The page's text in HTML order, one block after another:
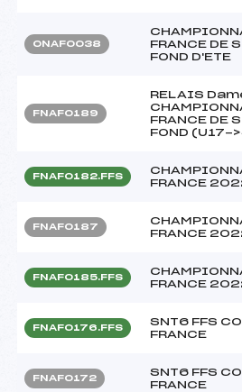
ONAF0038
FRANCE DE
FOND D'ETE
FNAF0189
RELAIS
FRANCE DE
FOND (U17-
FNAF0182.FFS
FRANCE
FNAF0187
FRANCE
FNAF0185.FFS
FRANCE
FNAF0176.FFS
SNT6 FFS
FRANCE
FNAF0172
SNT6 FFS
FRANCE